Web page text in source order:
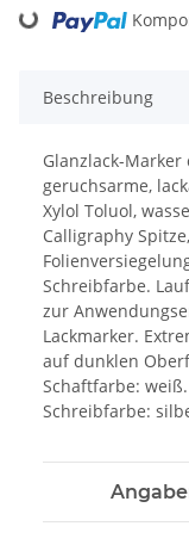
Beschreibung
Glanzlack-Marker
geruchsarme,
Xylol Toluol,
Calligraphy
Schreibfarbe.
zur
Lackmarker.
auf dunklen
Schaftfarbe:
Schreibfarbe: